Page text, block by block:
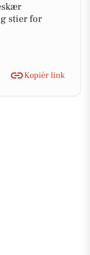
stier for
Kopiér link